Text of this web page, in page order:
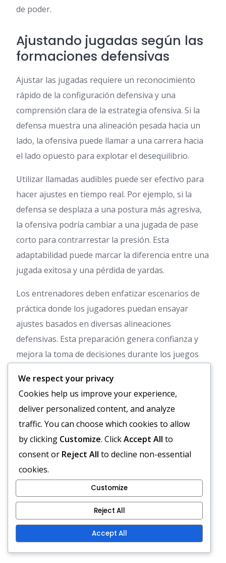
de poder.
Ajustando jugadas según las
formaciones defensivas
Ajustar las jugadas requiere un reconocimiento
rápido de la configuración defensiva y una
comprensión clara de la estrategia ofensiva. Si la
defensa muestra una alineación pesada hacia un
lado, la ofensiva puede llamar a una carrera hacia
el lado opuesto para explotar el desequilibrio.
Utilizar llamadas audibles puede ser efectivo para
hacer ajustes en tiempo real. Por ejemplo, si la
defensa se desplaza a una postura más agresiva,
la ofensiva podría cambiar a una jugada de pase
corto para contrarrestar la presión. Esta
adaptabilidad puede marcar la diferencia entre una
jugada exitosa y una pérdida de yardas.
Los entrenadores deben enfatizar escenarios de
práctica donde los jugadores puedan ensayar
ajustes basados en diversas alineaciones
defensivas. Esta preparación genera confianza y
mejora la toma de decisiones durante los juegos
Explotando debilidades
defensivas durante las
carreras de poder
Explotar debilidades defensivas implica identificar
huecos en la línea defensiva o desajustes en el
tamaño y la velocidad de los jugadores. Por
ejemplo, si un liniero defensivo es
significativamente más pequeño que el liniero
ofensivo, correr directamente hacia ese jugador
We respect your privacy
Cookies help us improve your experience,
deliver personalized content, and analyze
traffic. You can choose which cookies to allow
by clicking Customize. ClickAccept All to
consent or Reject All to decline non-essential
cookies.
Customize
Reject All
Accept All